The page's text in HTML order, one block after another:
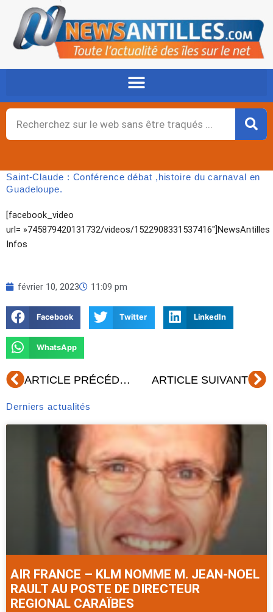
contenu
Rechercher
Saint-Claude : Conférence débat ,histoire du carnaval en
Guadeloupe.
[facebook_video
url= »745879420131732/videos/1522908331537416″]NewsAntilles
Infos
février 10, 2023 11:09 pm
Facebook Twitter LinkedIn
WhatsApp
Précédent ARTICLE PRÉCÉDENT ARTICLE SUIVANT
Derniers actualités
AIR FRANCE – KLM NOMME M. JEAN-NOEL
RAULT AU POSTE DE DIRECTEUR
REGIONAL CARAÏBES